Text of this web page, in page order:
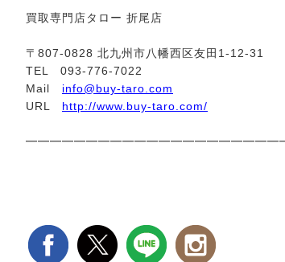
買取専門店タロー 折尾店
〒807-0828 北九州市八幡西区友田1-12-31
TEL 093-776-7022
Mail info@buy-taro.com
URL http://www.buy-taro.com/